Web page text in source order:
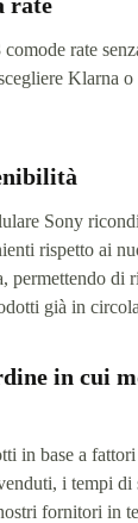
rate
Klarna o
Sony
rispetto ai
permettendo di
già in
in cui
in base a
i tempi di
fornitori in